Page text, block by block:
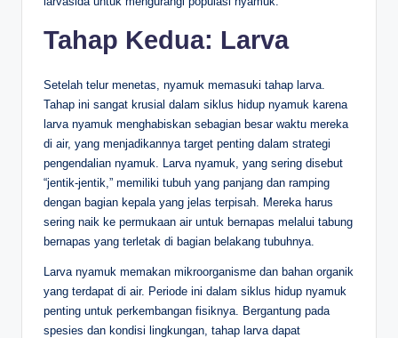
Tahap Kedua: Larva
Setelah telur menetas, nyamuk memasuki tahap larva.
Tahap ini sangat krusial dalam siklus hidup nyamuk karena
larva nyamuk menghabiskan sebagian besar waktu mereka
di air, yang menjadikannya target penting dalam strategi
pengendalian nyamuk. Larva nyamuk, yang sering disebut
“jentik-jentik,” memiliki tubuh yang panjang dan ramping
dengan bagian kepala yang jelas terpisah. Mereka harus
sering naik ke permukaan air untuk bernapas melalui tabung
bernapas yang terletak di bagian belakang tubuhnya.
Larva nyamuk memakan mikroorganisme dan bahan organik
yang terdapat di air. Periode ini dalam siklus hidup nyamuk
penting untuk perkembangan fisiknya. Bergantung pada
spesies dan kondisi lingkungan, tahap larva dapat